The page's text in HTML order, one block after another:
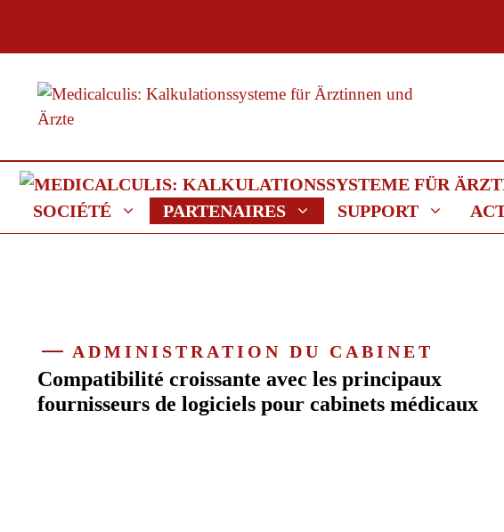
SOCIÉTÉ PARTENAIRES SUPPORT
ADMINISTRATION DU CABINET
Compatibilité croissante avec les principaux
fournisseurs de logiciels pour cabinets médicaux